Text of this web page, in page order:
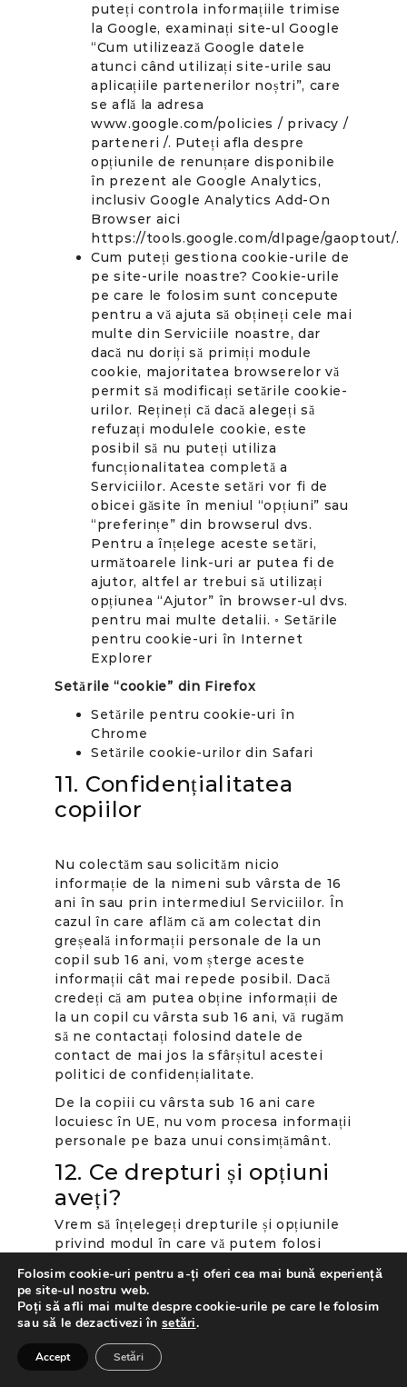
puteți controla informațiile trimise
la Google, examinați site-ul Google
“Cum utilizează Google datele
atunci când utilizați site-urile sau
aplicațiile partenerilor noștri”, care
se află la adresa
www.google.com/policies / privacy /
parteneri /. Puteți afla despre
opțiunile de renunțare disponibile
în prezent ale Google Analytics,
inclusiv Google Analytics Add-On
Browser aici
https://tools.google.com/dlpage/gaoptout/.
Cum puteți gestiona cookie-urile de
pe site-urile noastre? Cookie-urile
pe care le folosim sunt concepute
pentru a vă ajuta să obțineți cele mai
multe din Serviciile noastre, dar
dacă nu doriți să primiți module
cookie, majoritatea browserelor vă
permit să modificați setările cookie-
urilor. Rețineți că dacă alegeți să
refuzați modulele cookie, este
posibil să nu puteți utiliza
funcționalitatea completă a
Serviciilor. Aceste setări vor fi de
obicei găsite în meniul “opțiuni” sau
“preferințe” din browserul dvs.
Pentru a înțelege aceste setări,
următoarele link-uri ar putea fi de
ajutor, altfel ar trebui să utilizați
opțiunea “Ajutor” în browser-ul dvs.
pentru mai multe detalii. ◦ Setările
pentru cookie-uri în Internet
Explorer
Setările “cookie” din Firefox
Setările pentru cookie-uri în
Chrome
Setările cookie-urilor din Safari
11. Confidențialitatea
copiilor
Nu colectăm sau solicităm nicio
informație de la nimeni sub vârsta de 16
ani în sau prin intermediul Serviciilor. În
cazul în care aflăm că am colectat din
greșeală informații personale de la un
copil sub 16 ani, vom șterge aceste
informații cât mai repede posibil. Dacă
credeți că am putea obține informații de
la un copil cu vârsta sub 16 ani, vă rugăm
să ne contactați folosind datele de
contact de mai jos la sfârșitul acestei
politici de confidențialitate.
De la copiii cu vârsta sub 16 ani care
locuiesc în UE, nu vom procesa informații
personale pe baza unui consimțământ.
12. Ce drepturi și opțiuni
aveți?
Vrem să înțelegeți drepturile și opțiunile
privind modul în care vă putem folosi
modul în care utilizați informațiile dvs.,
aceste drepturi și opțiuni pot include
următoarele:
La cerere, VIVA vă va oferi informații
despre faptul dacă deținem informațiile
Folosim cookie-uri pentru a-ți oferi cea mai bună experiență
pe site-ul nostru web.
Poți să afli mai multe despre cookie-urile pe care le folosim
sau să le dezactivezi în setări.
Accept Setări